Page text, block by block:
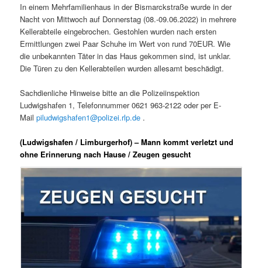
In einem Mehrfamilienhaus in der Bismarckstraße wurde in der
Nacht von Mittwoch auf Donnerstag (08.-09.06.2022) in mehrere
Kellerabteile eingebrochen. Gestohlen wurden nach ersten
Ermittlungen zwei Paar Schuhe im Wert von rund 70EUR. Wie
die unbekannten Täter in das Haus gekommen sind, ist unklar.
Die Türen zu den Kellerabteilen wurden allesamt beschädigt.
Sachdienliche Hinweise bitte an die Polizeiinspektion
Ludwigshafen 1, Telefonnummer 0621 963-2122 oder per E-
Mailpiludwigshafen1@polizei.rlp.de .
(Ludwigshafen / Limburgerhof) – Mann kommt verletzt und
ohne Erinnerung nach Hause / Zeugen gesucht